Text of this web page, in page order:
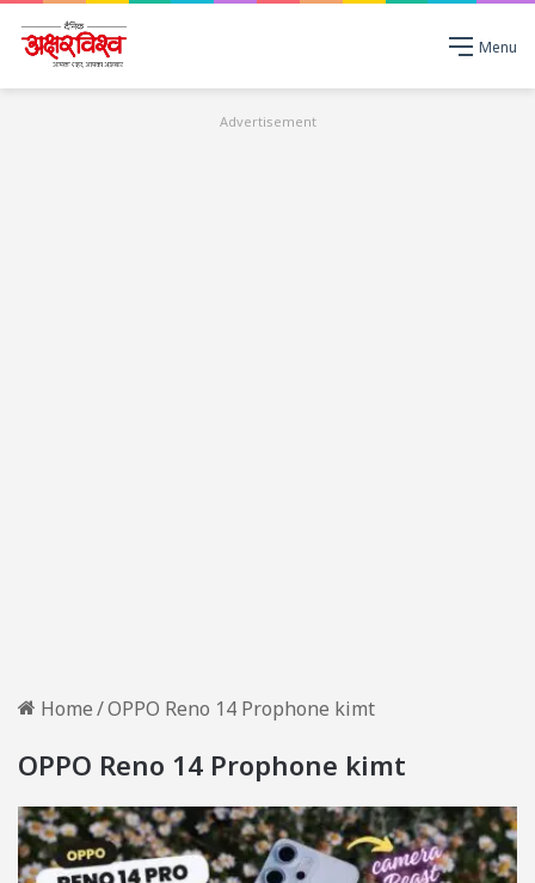
Menu
Advertisement
Home/OPPO Reno 14 Prophone kimt
OPPO Reno 14 Prophone kimt